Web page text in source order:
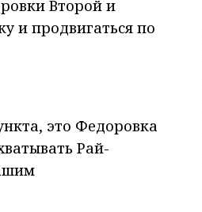
Второй и
и продвигаться по
это Федоровка
Рай-